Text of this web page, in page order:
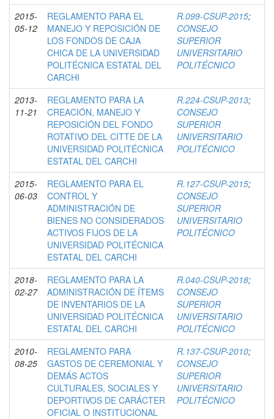
2015-
05-12
REGLAMENTO PARA EL
MANEJO Y REPOSICIÓN DE
LOS FONDOS DE CAJA
CHICA DE LA UNIVERSIDAD
POLITÉCNICA ESTATAL DEL
CARCHI
R.099-CSUP-2015;
CONSEJO
SUPERIOR
UNIVERSITARIO
POLITÉCNICO
2013-
11-21
REGLAMENTO PARA LA
CREACIÓN, MANEJO Y
REPOSICIÓN DEL FONDO
ROTATIVO DEL CITTE DE LA
UNIVERSIDAD POLITÉCNICA
ESTATAL DEL CARCHI
R.224-CSUP-2013;
CONSEJO
SUPERIOR
UNIVERSITARIO
POLITÉCNICO
2015-
06-03
REGLAMENTO PARA EL
CONTROL Y
ADMINISTRACIÓN DE
BIENES NO CONSIDERADOS
ACTIVOS FIJOS DE LA
UNIVERSIDAD POLITÉCNICA
ESTATAL DEL CARCHI
R.127-CSUP-2015;
CONSEJO
SUPERIOR
UNIVERSITARIO
POLITÉCNICO
2018-
02-27
REGLAMENTO PARA LA
ADMINISTRACIÓN DE ÍTEMS
DE INVENTARIOS DE LA
UNIVERSIDAD POLITÉCNICA
ESTATAL DEL CARCHI
R.040-CSUP-2018;
CONSEJO
SUPERIOR
UNIVERSITARIO
POLITÉCNICO
2010-
08-25
REGLAMENTO PARA
GASTOS DE CEREMONIAL Y
DEMÁS ACTOS
CULTURALES, SOCIALES Y
DEPORTIVOS DE CARÁCTER
OFICIAL O INSTITUCIONAL
R.137-CSUP-2010;
CONSEJO
SUPERIOR
UNIVERSITARIO
POLITÉCNICO